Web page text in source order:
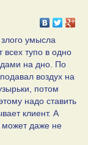
умысла
всех тупо в одно
на дно. По
воздух на
потом
надо ставить
клиент. А
может даже не